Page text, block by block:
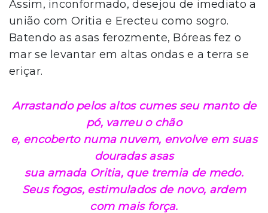
Assim, inconformado, desejou de imediato a
união com Oritia e Erecteu como sogro.
Batendo as asas ferozmente, Bóreas fez o
mar se levantar em altas ondas e a terra se
eriçar.
Arrastando pelos altos cumes seu manto de
pó, varreu o chão
e, encoberto numa nuvem, envolve em suas
douradas asas
sua amada Oritia, que tremia de medo.
Seus fogos, estimulados de novo, ardem
com mais força.